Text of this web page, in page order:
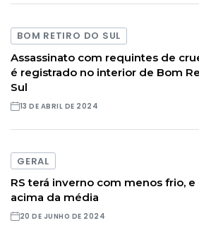
BOM RETIRO DO SUL
Assassinato com requintes de
é registrado no interior de Bom
Sul
13 DE ABRIL DE 2024
GERAL
RS terá inverno com menos frio, e
acima da média
20 DE JUNHO DE 2024